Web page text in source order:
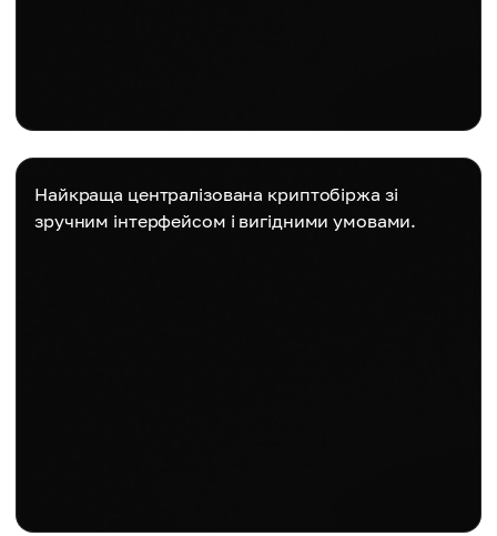
Найкраща централізована криптобіржа зі
зручним інтерфейсом і вигідними умовами.